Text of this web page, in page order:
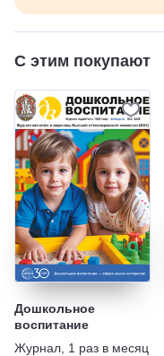
С этим покупают
Дошкольное
воспитание
Журнал 1 раз в месяц